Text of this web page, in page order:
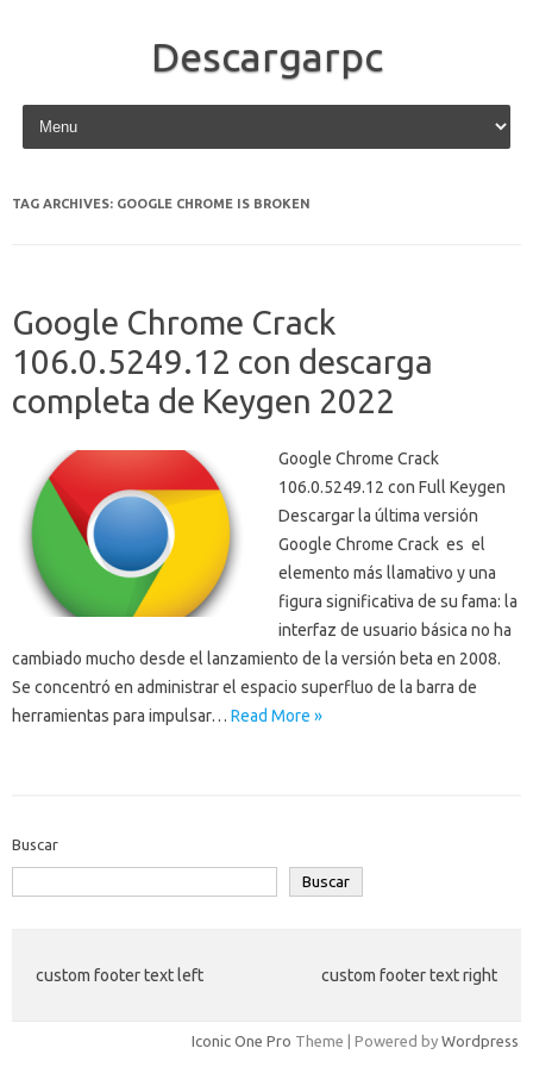
Descargarpc
Skip to content
TAG ARCHIVES: GOOGLE CHROME IS BROKEN
Google Chrome Crack
106.0.5249.12 con descarga
completa de Keygen 2022
Google Chrome Crack
106.0.5249.12 con Full Keygen
Descargar la última versión
Google Chrome Crack es el
elemento más llamativo y una
figura significativa de su fama: la
interfaz de usuario básica no ha
cambiado mucho desde el lanzamiento de la versión beta en 2008.
Se concentró en administrar el espacio superfluo de la barra de
herramientas para impulsar… Read More »
Buscar
Buscar
custom footer text left custom footer text right
Iconic One Pro Theme | Powered by Wordpress